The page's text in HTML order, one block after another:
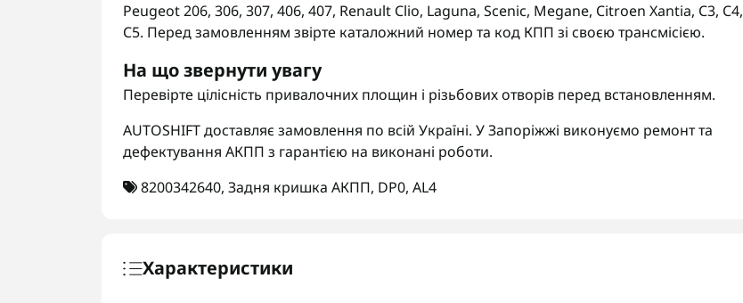
Peugeot 206, 306, 307, 406, 407, Renault Clio, Laguna, Scenic, Megane, Citroen Xantia, C3, C4,
C5. Перед замовленням звірте каталожний номер та код КПП зі своєю трансмісією.
На що звернути увагу
Перевірте цілісність привалочних площин і різьбових отворів перед встановленням.
AUTOSHIFT доставляє замовлення по всій Україні. У Запоріжжі виконуємо ремонт та
дефектування АКПП з гарантією на виконані роботи.
8200342640, Задня кришка АКПП, DP0, AL4
Характеристики